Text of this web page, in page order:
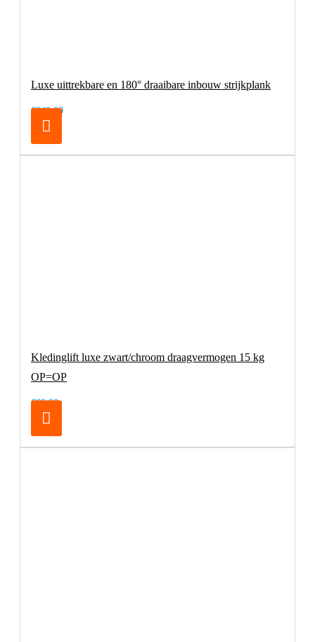
Luxe uittrekbare en 180° draaibare inbouw strijkplank
€249,00
Kledinglift luxe zwart/chroom draagvermogen 15 kg
OP=OP
€69,00